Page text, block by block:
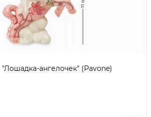
ангелочек" (Pavone)